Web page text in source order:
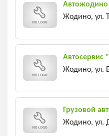
Автожодино
Жодино, ул.
Автосервис
Жодино, ул.
Грузовой
Жодино, ул.